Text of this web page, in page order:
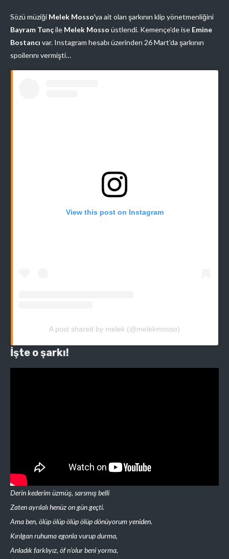
Sözü müziği Melek Mosso’ya ait olan şarkının klip yönetmenliğini
Bayram Tunçile Melek Mosso üstlendi. Kemençe’de ise Emine
Bostancı var. Instagram hesabı üzerinden 26 Mart’da şarkının
spoilerını vermişti…
View this post on Instagram
A post shared by melek (@melekmosso)
İşte o şarkı!
Derin kederim üzmüş, sarsmış belli
Zaten ayrılalı henüz on gün geçti.
Ama ben, ölüp ölüp ölüp ölüp dönüyorum yeniden.
Kırılgan ruhuma egonla vurup durma,
Anladık farklıyız, öf n’olur beni yorma,